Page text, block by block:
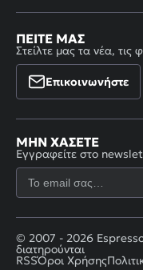
ΠΕΊΤΕ ΜΑΣ
Στείλτε μας τα νέα,
Επικοινωνήστε
ΜΗΝ ΧΆΣΕΤΕ
Εγγραφείτε στο
© 2007 - 2026
διατηρούνται
RSSΌροι Χρήσης